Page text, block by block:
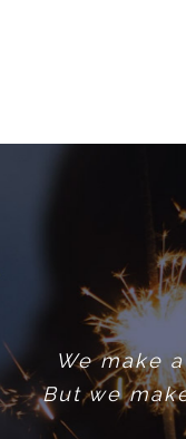
We make
But we